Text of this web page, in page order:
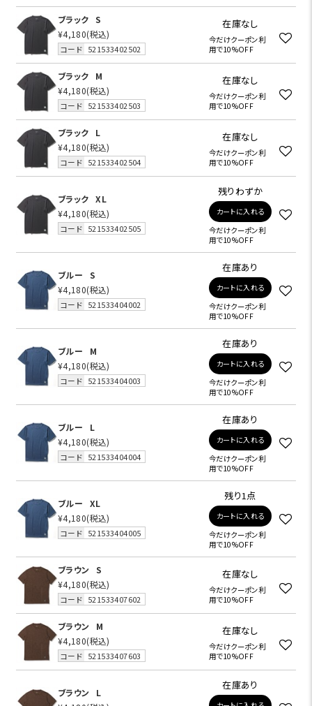
ブラック
S
¥4,180(税込)
コード 521533402502
在庫なし
今だけクーポン利
用で10%OFF
ブラック
M
¥4,180(税込)
コード 521533402503
在庫なし
今だけクーポン利
用で10%OFF
ブラック
L
¥4,180(税込)
コード 521533402504
在庫なし
今だけクーポン利
用で10%OFF
ブラック
XL
¥4,180(税込)
コード 521533402505
残りわずか
カートに入れる
今だけクーポン利
用で10%OFF
ブルー
S
¥4,180(税込)
コード 521533404002
在庫あり
カートに入れる
今だけクーポン利
用で10%OFF
ブルー
M
¥4,180(税込)
コード 521533404003
在庫あり
カートに入れる
今だけクーポン利
用で10%OFF
ブルー
L
¥4,180(税込)
コード 521533404004
在庫あり
カートに入れる
今だけクーポン利
用で10%OFF
ブルー
XL
¥4,180(税込)
コード 521533404005
残り1点
カートに入れる
今だけクーポン利
用で10%OFF
ブラウン
S
¥4,180(税込)
コード 521533407602
在庫なし
今だけクーポン利
用で10%OFF
ブラウン
M
¥4,180(税込)
コード 521533407603
在庫なし
今だけクーポン利
用で10%OFF
ブラウン
L
在庫あり